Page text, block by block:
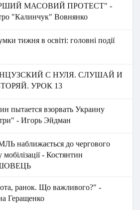
МАСОВИЙ ПРОТЕСТ" -
"Калинчук" Вовнянко
тижня в освіті: головні події
С НУЛЯ. СЛУШАЙ И
УРОК 13
пытается взорвать Украину
- Игорь Эйдман
наближається до чергового
мобілізації - Костянтин
ранок. Що важливого?" -
Геращенко